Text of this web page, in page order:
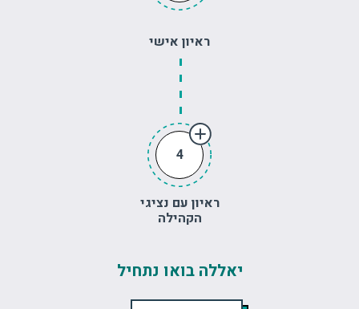
ראיון אישי
4
ראיון עם נציגי
הקהילה
יאללה בואו נתחיל